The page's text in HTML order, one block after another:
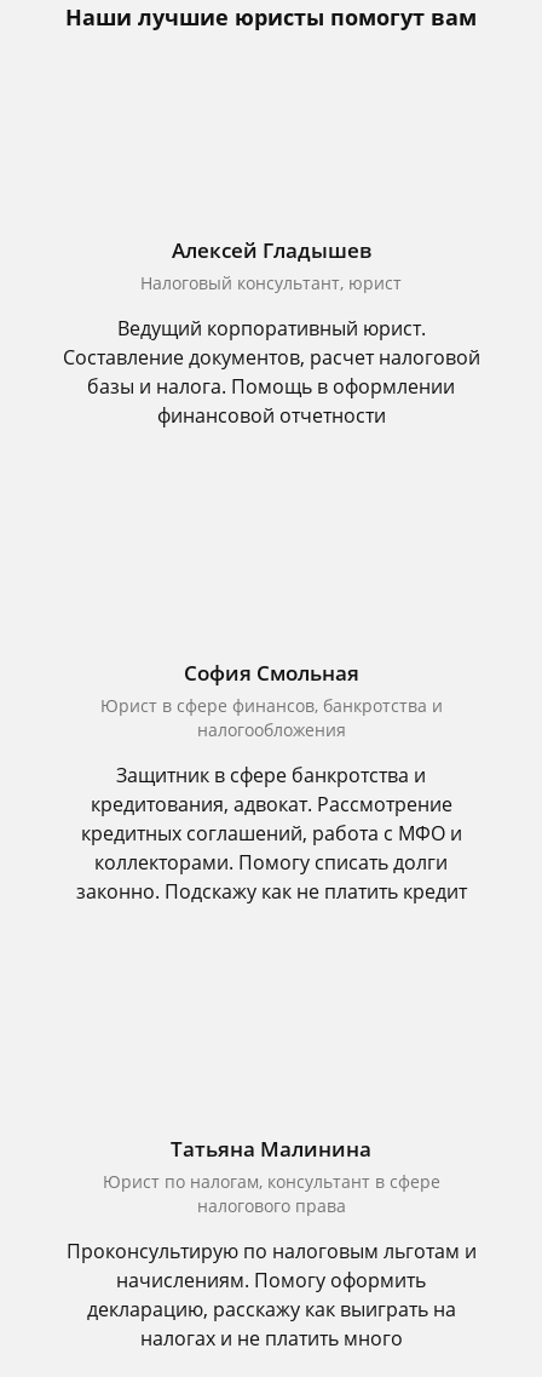
Наши лучшие юристы помогут вам
Алексей Гладышев
Налоговый консультант, юрист
Ведущий корпоративный юрист.
Составление документов, расчет налоговой
базы и налога. Помощь в оформлении
финансовой отчетности
София Смольная
Юрист в сфере финансов, банкротства и
налогообложения
Защитник в сфере банкротства и
кредитования, адвокат. Рассмотрение
кредитных соглашений, работа с МФО и
коллекторами. Помогу списать долги
законно. Подскажу как не платить кредит
Татьяна Малинина
Юрист по налогам, консультант в сфере
налогового права
Проконсультирую по налоговым льготам и
начислениям. Помогу оформить
декларацию, расскажу как выиграть на
налогах и не платить много